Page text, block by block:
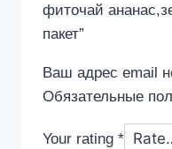
фиточай
пакет”
Ваш адрес email
Обязательные
Your rating *